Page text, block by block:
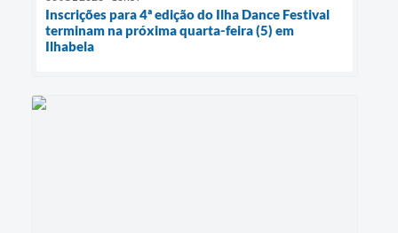
Inscrições para 4ª edição do Ilha Dance Festival
terminam na próxima quarta-feira (5) em
Ilhabela